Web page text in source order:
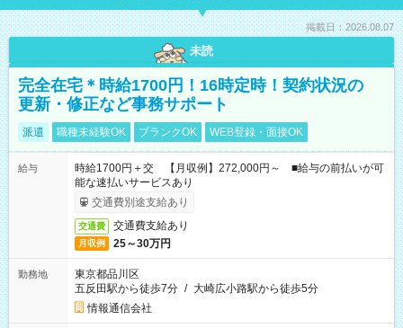
掲載日：2026.08.07
未読
完全在宅＊時給1700円！16時定時！契約状況の
更新・修正など事務サポート
派遣 職種未経験OK ブランクOK WEB登録・面接OK
給与
時給1700円＋交 【月収例】272,000円～ ■給与の前払いが可
能な速払いサービスあり
交通費別途支給あり
交通費 交通費支給あり
月収例 25～30万円
勤務地
東京都品川区
五反田駅から徒歩7分 / 大崎広小路駅から徒歩5分
情報通信会社